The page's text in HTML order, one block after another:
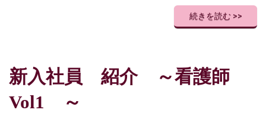
続きを読む >>
新入社員 紹介 ～看護師
Vol1 ～